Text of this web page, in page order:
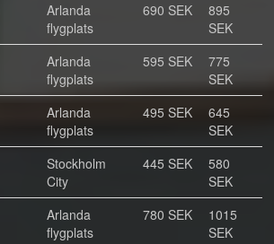
Arlanda
flygplats
690 SEK
895
SEK
Arlanda
flygplats
595 SEK
775
SEK
Arlanda
flygplats
495 SEK
645
SEK
Stockholm
City
445 SEK
580
SEK
Arlanda
flygplats
780 SEK
1015
SEK